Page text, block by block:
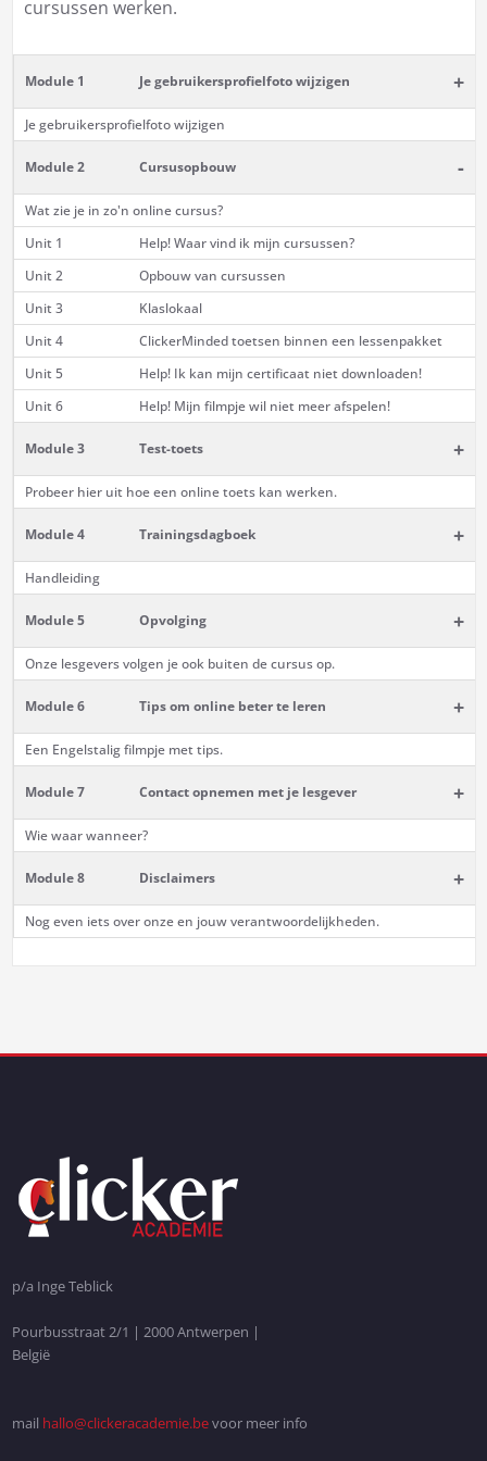
cursussen werken.
Module 1 Je gebruikersprofielfoto wijzigen +
Je gebruikersprofielfoto wijzigen
Module 2 Cursusopbouw -
Wat zie je in zo'n online cursus?
Unit 1
Help! Waar vind ik mijn cursussen?
Unit 2
Opbouw van cursussen
Unit 3
Klaslokaal
Unit 4
ClickerMinded toetsen binnen een lessenpakket
Unit 5
Help! Ik kan mijn certificaat niet downloaden!
Unit 6
Help! Mijn filmpje wil niet meer afspelen!
Module 3 Test-toets +
Probeer hier uit hoe een online toets kan werken.
Module 4 Trainingsdagboek +
Handleiding
Module 5 Opvolging +
Onze lesgevers volgen je ook buiten de cursus op.
Module 6 Tips om online beter te leren +
Een Engelstalig filmpje met tips.
Module 7 Contact opnemen met je lesgever +
Wie waar wanneer?
Module 8 Disclaimers +
Nog even iets over onze en jouw verantwoordelijkheden.
p/a Inge Teblick
Pourbusstraat 2/1 | 2000 Antwerpen |
België
mail hallo@clickeracademie.bevoor meer info